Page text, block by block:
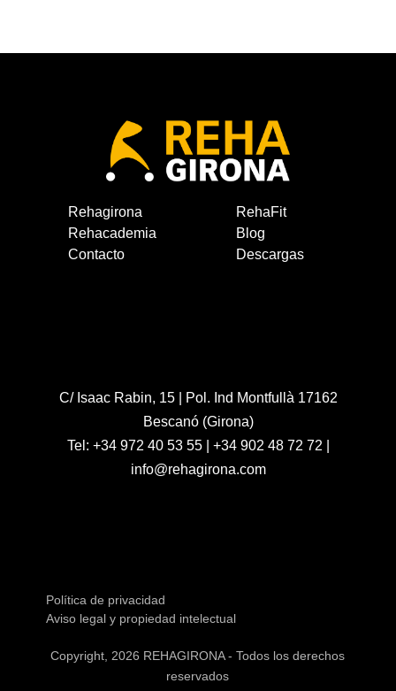
Rehagirona
RehaFit
Rehacademia
Blog
Contacto
Descargas
C/ Isaac Rabin, 15 | Pol. Ind Montfullà 17162
Bescanó (Girona)
Tel: +34 972 40 53 55| +34 902 48 72 72
info@rehagirona.com
Copyright, 2026 REHAGIRONA - Todos los derechos
reservados
Política de privacidad
Aviso legal y propiedad intelectual